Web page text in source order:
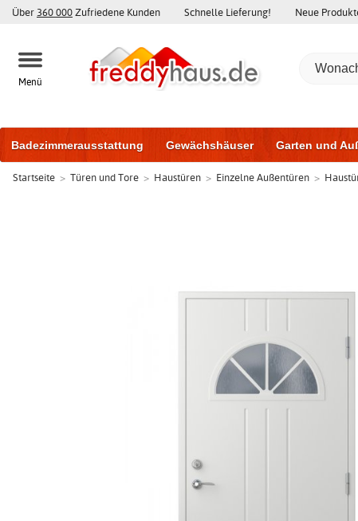
Über 360 000 Zufriedene Kunden Schnelle Lieferung! Neue
Menü
Badezimmerausstattung Gewächshäuser Garten und
Gartenhäuser und Schuppen Haustüren Fenster
Startseite > Türen und Tore > Haustüren > Einzelne Außentüren >